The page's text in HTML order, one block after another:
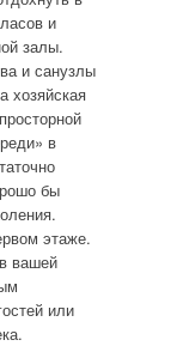
и
залы.
и санузлы
хозяйская
в
бы
этаже.
вашей
или